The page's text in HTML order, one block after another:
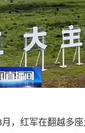
月，红军在翻越多